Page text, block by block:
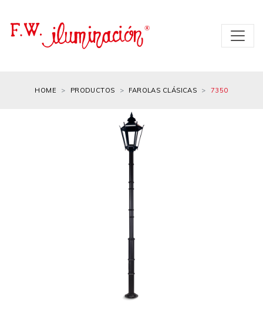
HOME PRODUCTOS FAROLAS CLÁSICAS 7350